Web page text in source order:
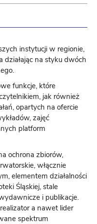
instytucji w regionie,
działając na styku dwóch
funkcje, które
jak również
opartych na ofercie
zajęć
platform
ochrona zbiorów,
włącznie
elementem działalności
Śląskiej, stale
i publikacje.
a nawet lider
spektrum